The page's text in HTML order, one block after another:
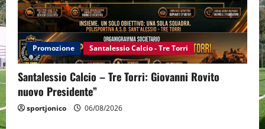
Promozione Santalessio Calcio - Tre Torri
Santalessio Calcio – Tre Torri: Giovanni Rovito
nuovo Presidente”
sportjonico 06/08/2026